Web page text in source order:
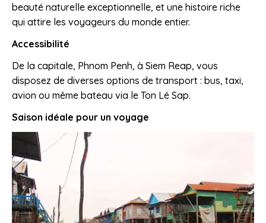
beauté naturelle exceptionnelle, et une histoire riche
qui attire les voyageurs du monde entier.
Accessibilité
De la capitale, Phnom Penh, à Siem Reap, vous
disposez de diverses options de transport : bus, taxi,
avion ou même bateau via le Ton Lé Sap.
Saison idéale pour un voyage